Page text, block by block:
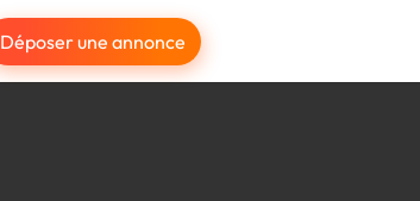
Déposer une annonce